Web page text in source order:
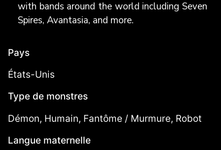
with bands around the world including Seven
Spires, Avantasia, and more.
Pays
États-Unis
Type de monstres
Démon, Humain, Fantôme / Murmure, Robot
Langue maternelle